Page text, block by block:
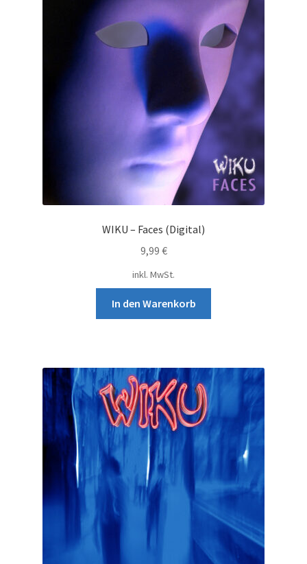
WIKU – Faces (Digital)
9,99 €
inkl. MwSt.
In den Warenkorb